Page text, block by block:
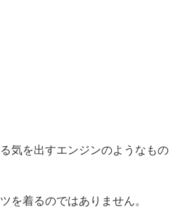
気を出すエンジンのようなもの
を着るのではありません。